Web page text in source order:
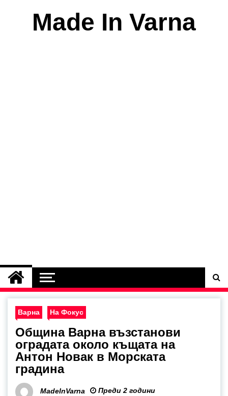
Made In Varna
Варна На Фокус
Община Варна възстанови
оградата около къщата на
Антон Новак в Морската
градина
MadeInVarna Преди 2 години